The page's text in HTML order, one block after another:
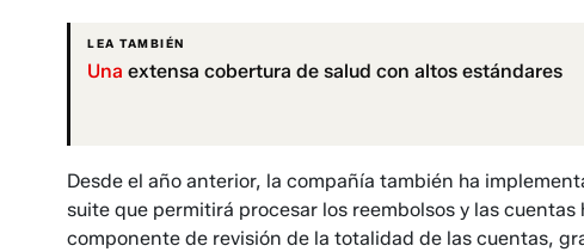
LEA TAMBIÉN
Una extensa cobertura de salud con altos estándares
Desde el año anterior, la compañía también ha
sui­te que permitirá procesar los reembol­sos y las
componente de re­visión de la totalidad de las cuentas,